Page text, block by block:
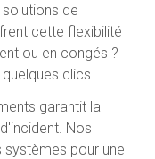
de
cette flexibilité
ou en congés ?
clics.
garantit la
Nos
systèmes pour une